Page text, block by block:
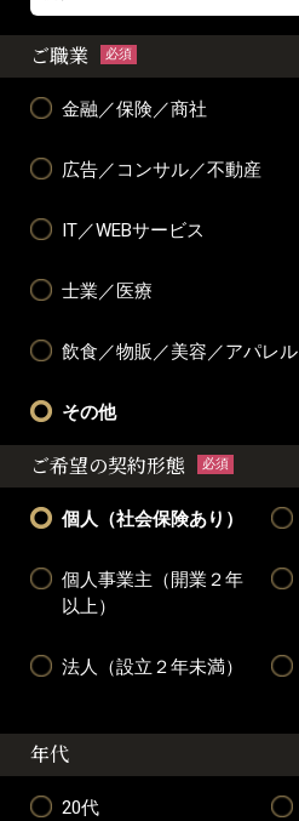
ご職業 必須
金融／保険／商社
広告／コンサル／不動産
IT／WEBサービス
士業／医療
飲食／物販／美容／アパレル
その他
ご希望の契約形態 必須
個人（社会保険あり）
個人事業主（開業２年
以上）
法人（設立２年未満）
年代
20代